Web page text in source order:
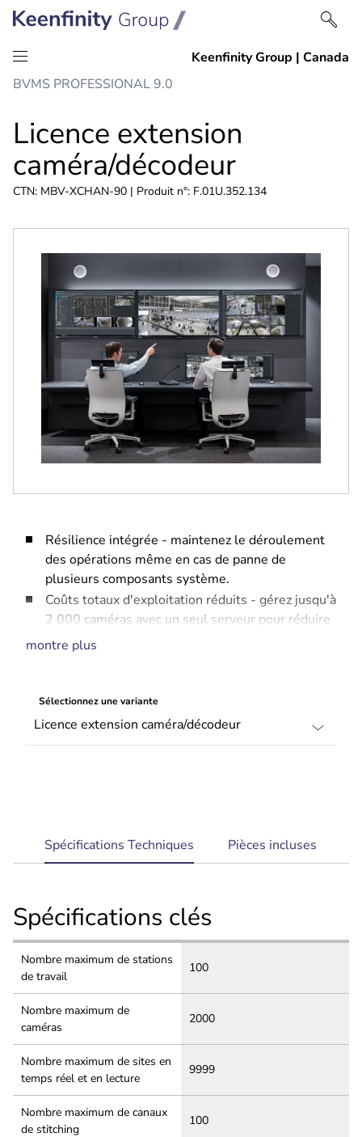
Passer
contenu
Passer
navigation
BVMS PROFESSIONAL 9.0
Licence extension
caméra/décodeur
CTN: MBV-XCHAN-90 | Produit n°: F.01U.352.134
Résilience intégrée - maintenez le déroulement
des opérations même en cas de panne de
plusieurs composants système.
Coûts totaux d'exploitation réduits - gérez jusqu'à
2 000 caméras avec un seul serveur pour réduire
les coûts d'installation et d'utilisation.
BVMS.
Intégration - intégrez des caméras tierces, des
sécurité.
montre plus
Sélectionnez une variante
current
tab:
Spécifications Techniques Pièces incluses
Spécifications clés
Nombre maximum de stations
de travail
100
Nombre maximum de
caméras
2000
Nombre maximum de sites en
temps réel et en lecture
9999
Nombre maximum de canaux
de stitching
100